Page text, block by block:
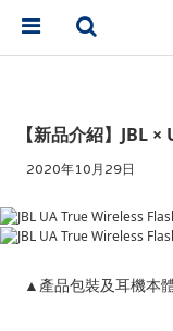
【新品介紹】JBL
2020年10月29日
▲產品包裝及耳機本